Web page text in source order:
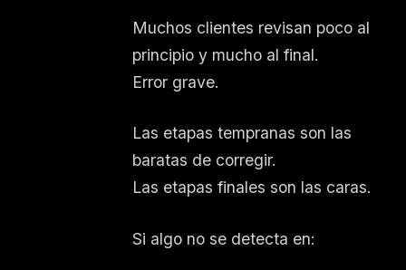
Muchos clientes revisan poco al
principio y mucho al final.
Error grave.
Las etapas tempranas son las
baratas de corregir.
Las etapas finales son las caras.
Si algo no se detecta en: